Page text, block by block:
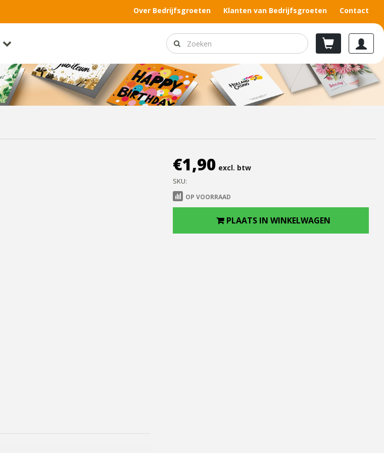
Contact
Klanten van Bedrijfsgroeten
Over Bedrijfsgroeten
€1,90 excl. btw
SKU:
OP VOORRAAD
PLAATS IN WINKELWAGEN